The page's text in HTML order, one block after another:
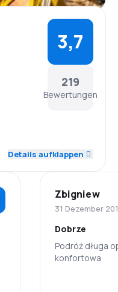
219
Bewertungen
3,7
3,9
3,4
3,6
Details aufklappen
Zbigniew
31 Dezember
Dobrze
Podróż długa
konfortowa